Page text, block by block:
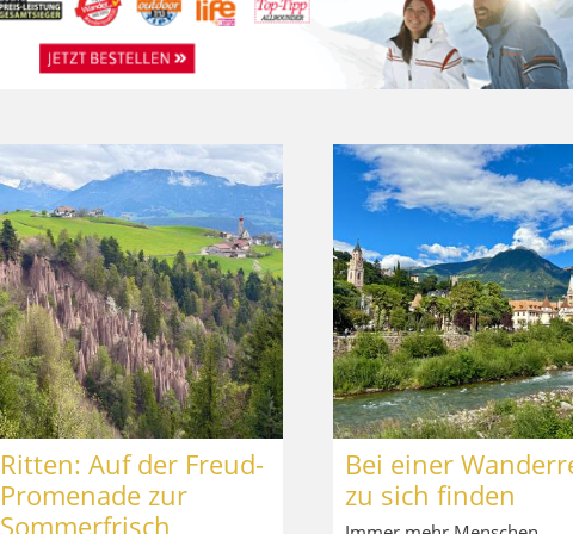
Ritten: Auf der Freud-
Promenade zur
Sommerfrisch
Bei einer
zu sich finden